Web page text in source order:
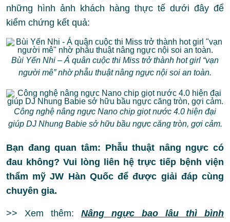
những hình ảnh khách hàng thực tế dưới đây để
kiểm chứng kết quả:
Bùi Yến Nhi – Á quân cuộc thi Miss trở thành hot girl “vạn
người mê” nhờ phẫu thuật nâng ngực nội soi an toàn.
Công nghệ nâng ngực Nano chip giọt nước 4.0 hiện đại
giúp DJ Nhung Babie sở hữu bầu ngực căng tròn, gợi cảm.
Bạn đang quan tâm: Phẫu thuật nâng ngực có
đau không? Vui lòng liên hệ trực tiếp bệnh viện
thẩm mỹ JW Hàn Quốc để được giải đáp cùng
chuyên gia.
>> Xem thêm: Nâng ngực bao lâu thì bình